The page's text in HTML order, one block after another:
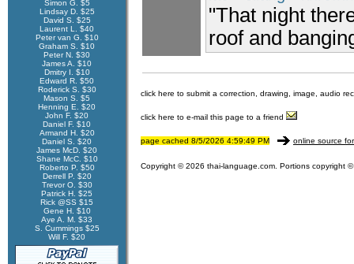
Simon G. $5
Lindsay D. $25
David S. $25
Laurent L. $40
Peter van G. $10
Graham S. $10
Peter N. $30
James A. $10
Dmitry I. $10
Edward R. $50
Roderick S. $30
Mason S. $5
Henning E. $20
John F. $20
Daniel F. $10
Armand H. $20
Daniel S. $20
James McD. $20
Shane McC. $10
Roberto P. $50
Derrell P. $20
Trevor O. $30
Patrick H. $25
Rick @SS $15
Gene H. $10
Aye A. M. $33
S. Cummings $25
Will F. $20
"That night
roof and
click here to submit a correction, drawing, image, audio
click here to e-mail this page to a friend
page cached 8/5/2026 4:59:49 PM online source
Copyright © 2026 thai-language.com. Portions copyright